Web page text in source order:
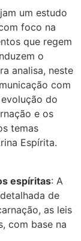
um estudo
foco na
que regem
o
analisa, neste
com
do
e os
temas
Espírita.
espíritas: A
de
as leis
com base na